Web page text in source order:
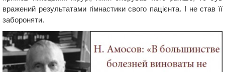
вражений результатами гімнастики свого пацієнта. І не став її
забороняти.